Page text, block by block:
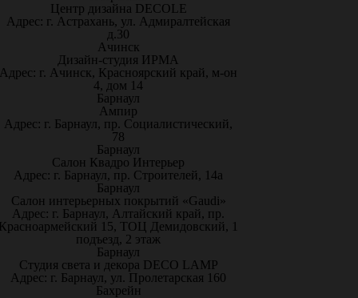
Центр дизайна DECOLE
Адрес: г. Астрахань, ул. Адмиралтейская
д.30
Ачинск
Дизайн-студия ИРМА
Адрес: г. Ачинск, Красноярский край, м-он
4, дом 14
Барнаул
Ампир
Адрес: г. Барнаул, пр. Социалистический,
78
Барнаул
Салон Квадро Интерьер
Адрес: г. Барнаул, пр. Строителей, 14а
Барнаул
Салон интерьерных покрытий «Gaudi»
Адрес: г. Барнаул, Алтайский край, пр.
15, ТОЦ Демидовский, 1
подъезд, 2 этаж
Барнаул
Студия света и декора DECO LAMP
Адрес: г. Барнаул, ул. Пролетарская 160
Бахрейн